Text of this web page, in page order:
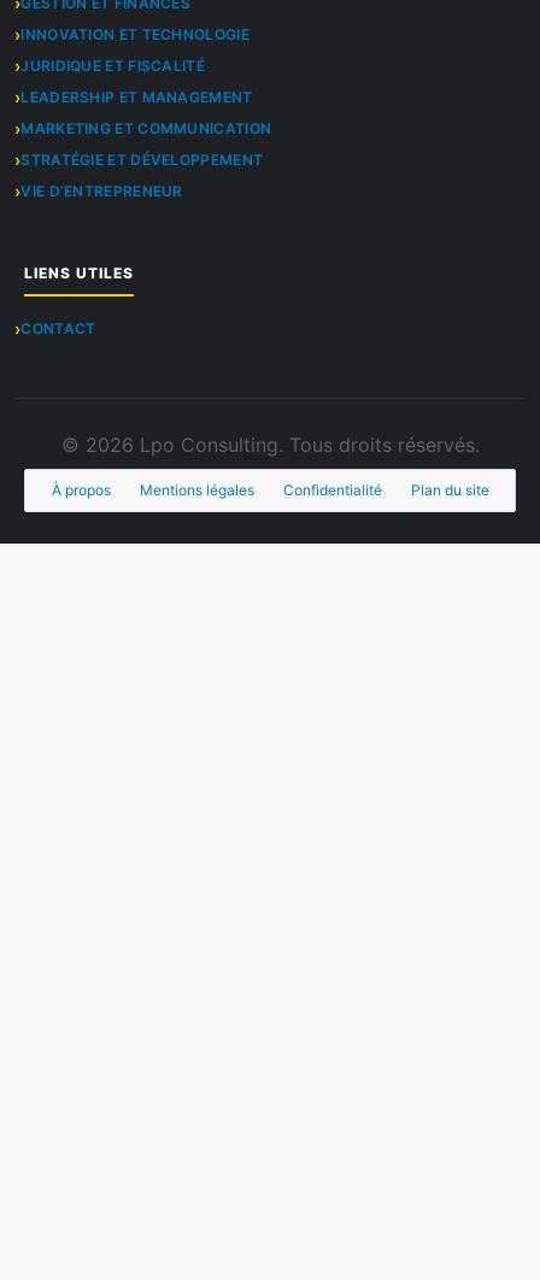
INNOVATION ET TECHNOLOGIE
JURIDIQUE ET FISCALITÉ
LEADERSHIP ET MANAGEMENT
MARKETING ET COMMUNICATION
STRATÉGIE ET DÉVELOPPEMENT
VIE D’ENTREPRENEUR
LIENS UTILES
CONTACT
© 2026 Lpo Consulting. Tous droits réservés.
À propos Mentions légales Confidentialité Plan du site